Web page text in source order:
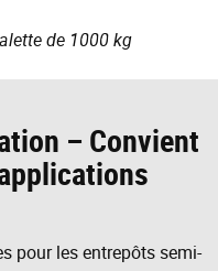
de 1000 kg
– Convient
pour les entrepôts semi-